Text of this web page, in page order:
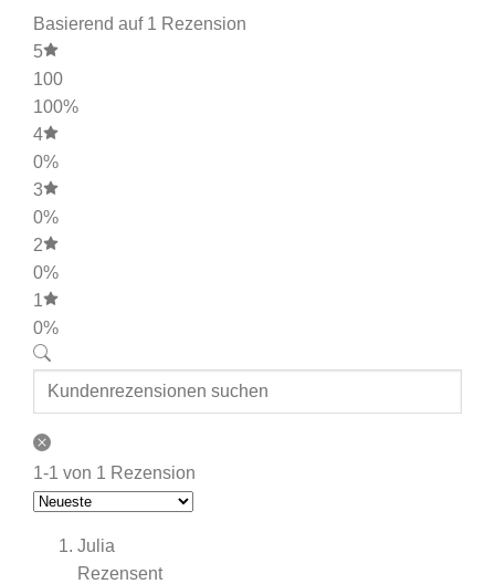
Basierend auf 1 Rezension
5
100
100%
4
0%
3
0%
2
0%
1
0%
1-1 von 1 Rezension
Julia
Rezensent